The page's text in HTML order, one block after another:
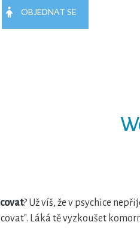
OBJEDNAT SE
? Už víš, že v psychice
Láká tě vyzkoušet